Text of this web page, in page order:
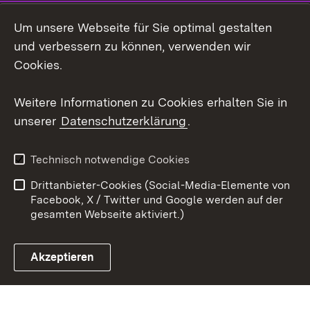
Facebook
Link zum Landesportal
Barrierefreiheit
Kontakt
Cookies
Um unsere Webseite für Sie optimal gestalten
und verbessern zu können, verwenden wir
Cookies.
Weitere Informationen zu Cookies erhalten Sie in
unserer Datenschutzerklärung.
Technisch notwendige Cookies
Drittanbieter-Cookies (Social-Media-Elemente von
Facebook, X / Twitter und Google werden auf der
gesamten Webseite aktiviert.)
Akzeptieren